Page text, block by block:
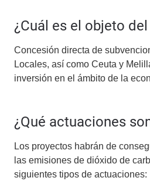
¿Cuál es el objeto
Concesión directa de
Locales, así como Ceuta y
inversión en el ámbito de la
¿Qué actuaciones
Los proyectos habrán de
las emisiones de dióxido de
siguientes tipos de actuaciones: